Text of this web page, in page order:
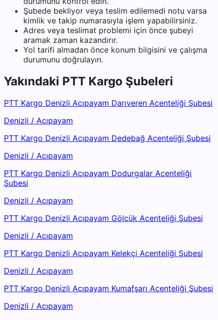
Şubede bekliyor veya teslim edilemedi notu varsa
kimlik ve takip numarasıyla işlem yapabilirsiniz.
Adres veya teslimat problemi için önce şubeyi
aramak zaman kazandırır.
Yol tarifi almadan önce konum bilgisini ve çalışma
durumunu doğrulayın.
Yakındaki PTT Kargo Şubeleri
PTT Kargo Denizli Acıpayam Darıveren Acenteliği Şubesi
Denizli / Acıpayam
PTT Kargo Denizli Acıpayam Dedebağ Acenteliği Şubesi
Denizli / Acıpayam
PTT Kargo Denizli Acıpayam Dodurgalar Acenteliği
Şubesi
Denizli / Acıpayam
PTT Kargo Denizli Acıpayam Gölcük Acenteliği Şubesi
Denizli / Acıpayam
PTT Kargo Denizli Acıpayam Kelekçi Acenteliği Şubesi
Denizli / Acıpayam
PTT Kargo Denizli Acıpayam Kumafşarı Acenteliği Şubesi
Denizli / Acıpayam